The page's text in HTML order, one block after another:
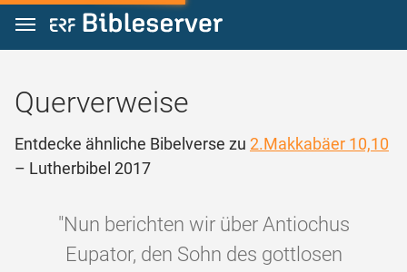
Zum Inhalt springen
Querverweise
Entdecke ähnliche Bibelverse zu 2.Makkabäer 10,10
– Lutherbibel 2017
"Nun berichten wir über Antiochus
Eupator, den Sohn des gottlosen